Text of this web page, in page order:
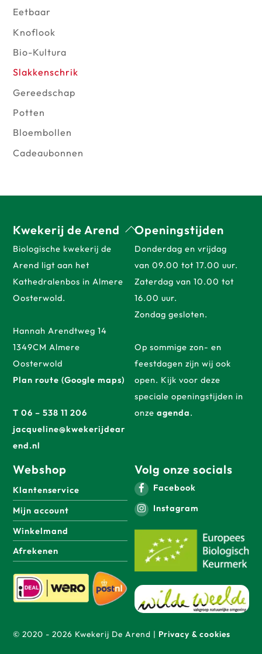
Eetbaar
Knoflook
Bio-Kultura
Slakkenschrik
Gereedschap
Potten
Bloembollen
Cadeaubonnen
Back
To
Kwekerij de Arend
Biologische kwekerij de
Arend ligt aan het
Kathedralenbos in Almere
Oosterwold.
Hannah Arendtweg 14
1349CM Almere
Oosterwold
Plan route (Google maps)
T 06 – 538 11 206
jacqueline@kwekerijdear
end.nl
Openingstijden
Donderdag en vrijdag
van 09.00 tot 17.00 uur.
Zaterdag van 10.00 tot
16.00 uur.
Zondag gesloten.
Op sommige zon- en
feestdagen zijn wij ook
open. Kijk voor deze
speciale openingstijden in
onzeagenda.
Webshop
Klantenservice
Mijn account
Winkelmand
Afrekenen
Volg onze socials
Facebook
Instagram
© 2020 - 2026 Kwekerij De Arend | Privacy & cookies